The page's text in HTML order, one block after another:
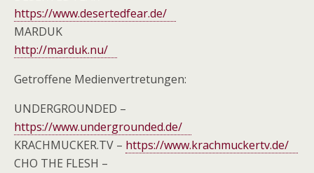
https://www.desertedfear.de/
MARDUK
http://marduk.nu/
Getroffene Medienvertretungen:
UNDERGROUNDED –
https://www.undergrounded.de/
KRACHMUCKER.TV – https://www.krachmuckertv.de/
CHO THE FLESH –